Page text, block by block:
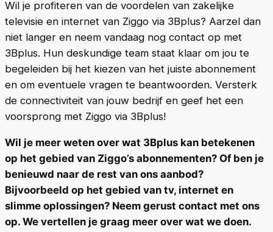
Wil je profiteren van de voordelen van zakelijke
televisie en internet van Ziggo via 3Bplus? Aarzel dan
niet langer en neem vandaag nog contact op met
3Bplus. Hun deskundige team staat klaar om jou te
begeleiden bij het kiezen van het juiste abonnement
en om eventuele vragen te beantwoorden. Versterk
de connectiviteit van jouw bedrijf en geef het een
voorsprong met Ziggo via 3Bplus!
Wil je meer weten over wat 3Bplus kan betekenen
op het gebied van Ziggo’s abonnementen? Of ben je
benieuwd naar de rest van ons aanbod?
Bijvoorbeeld op het gebied van tv, internet en
slimme oplossingen? Neem gerust contact met ons
op. We vertellen je graag meer over wat we doen.